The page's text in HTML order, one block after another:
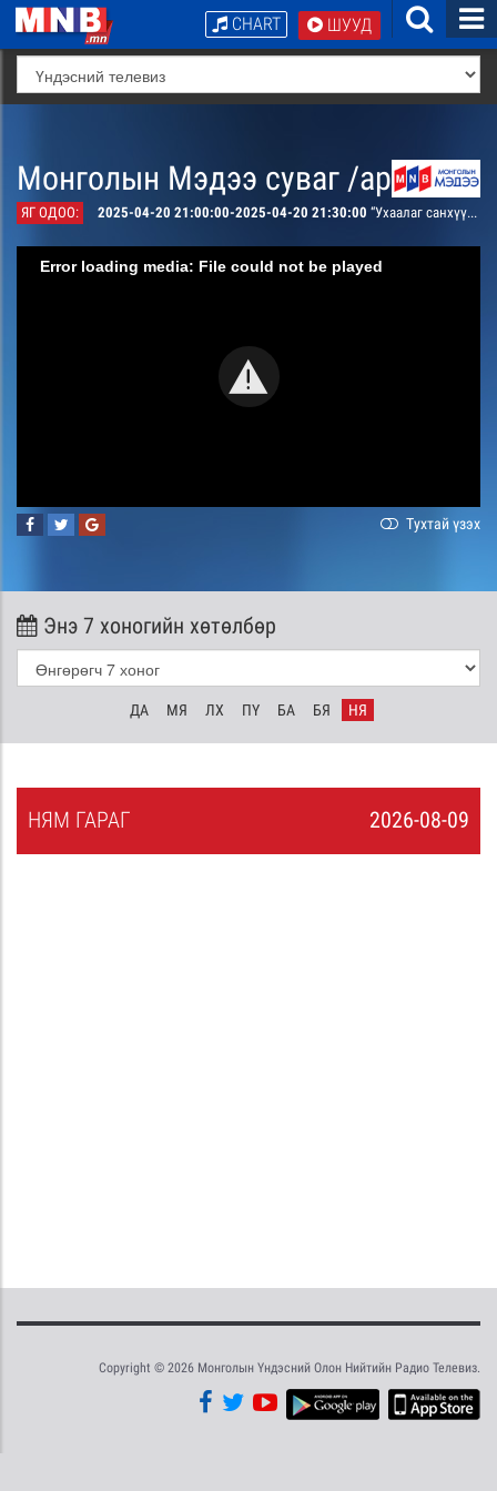
ШУУД
CHART
Монголын Мэдээ суваг /архив/
ЯГ ОДОО: 2025-04-20 21:00:00-2025-04-20 21:30:00 “Ухаалаг санхүү” Теле сэтгүүл #18
Error loading media: File could not be played
Тухтай үзэх
Энэ 7 хоногийн хөтөлбөр
ДА МЯ ЛХ ПҮ БА БЯ НЯ
2026-08-09
НЯМ ГАРАГ
Copyright © 2026 Монголын Үндэсний Олон Нийтийн Радио Телевиз.